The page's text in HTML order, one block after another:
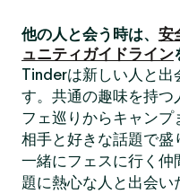
他の人と会う時は、 安
ュニティガイドライン
Tinderは新しい人と出
す。共通の趣味を持つ
フェ巡りからキャン
相手と好きな話題で盛
一緒にフェスに行く仲
題に熱心な人と出会